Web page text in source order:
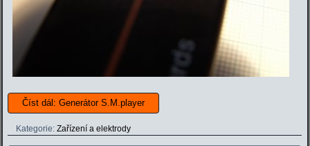
Číst dál: Generátor S.M.player
Kategorie:Zařízení a elektrody